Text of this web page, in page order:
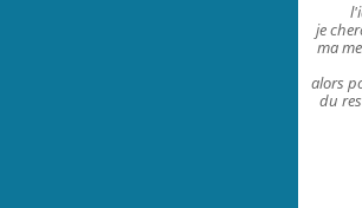
je
ma
alors
du